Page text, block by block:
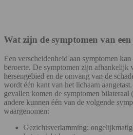
Wat zijn de symptomen van een
Een verscheidenheid aan symptomen
beroerte. De symptomen zijn afhankelijk
hersengebied en de omvang van de
wordt één kant van het lichaam
gevallen komen de symptomen bilateraal
andere kunnen één van de volgende
waargenomen:
Gezichtsverlamming: